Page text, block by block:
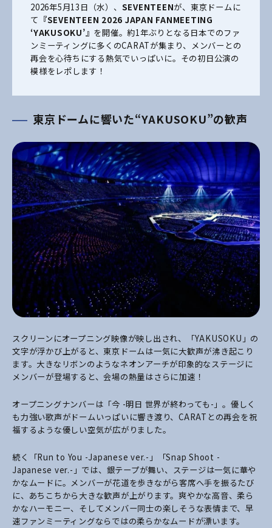
2026年5月13日（水）、 SEVENTEENが、東京ドームに
て 『SEVENTEEN 2026 JAPAN FANMEETING
‘YAKUSOKU’』 を開催。約1年ぶりとなる日本でのファ
ンミーティングに多くのCARATが集まり、メンバーとの
再会を心待ちにする熱気でいっぱいに。その初日公演の
模様をレポします！
東京ドームに響いた“YAKUSOKU”の歓声
スクリーンにオープニング映像が映し出され、「YAKUSOKU」の
文字が浮かび上がると、東京ドームは一気に大歓声が沸き起こり
ます。大きなリボンのようなネオンアーチが印象的なステージに
メンバーが登場すると、会場の熱量はさらに加速！
オープニングナンバーは「今 -明日 世界が終わっても-」。優しく
も力強い歌声がドームいっぱいに響き渡り、CARATとの再会を祝
福するような優しい空気が広がりました。
続く「Run to You -Japanese ver.-」「Snap Shoot -
Japanese ver.-」では、銀テープが舞い、ステージは一気に華や
かなムードに。メンバーが花道を歩きながら客席へ手を振るたび
に、あちこちから大きな歓声が上がります。爽やかな高音、柔ら
かなハーモニー、そしてメンバー同士の楽しそうな表情まで、早
速ファンミーティングならではの柔らかなムードが漂います。